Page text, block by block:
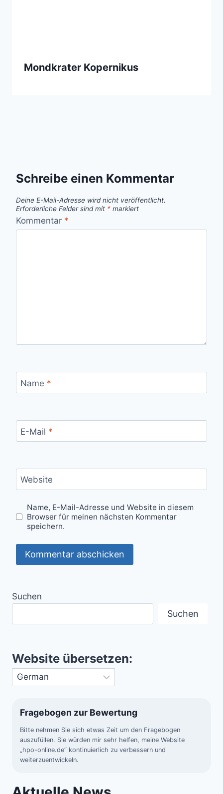
Mondkrater Kopernikus
Schreibe einen Kommentar
Deine E-Mail-Adresse wird nicht veröffentlicht.
Erforderliche Felder sind mit * markiert
Kommentar *
Name *
E-Mail *
Website
Name, E-Mail-Adresse und Website in diesem
Browser für meinen nächsten Kommentar
speichern.
Suchen
Suchen
Website übersetzen:
Fragebogen zur Bewertung
Bitte nehmen Sie sich etwas Zeit um den Fragebogen
auszufüllen. Sie würden mir sehr helfen, meine Website
„hpo-online.de“ kontinuierlich zu verbessern und
weiterzuentwickeln.